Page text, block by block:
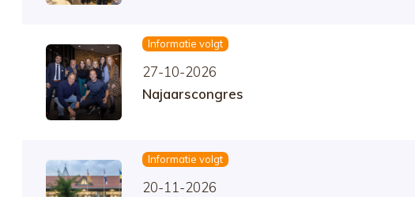
Informatie volgt
27-10-2026
Najaarscongres
Informatie volgt
20-11-2026